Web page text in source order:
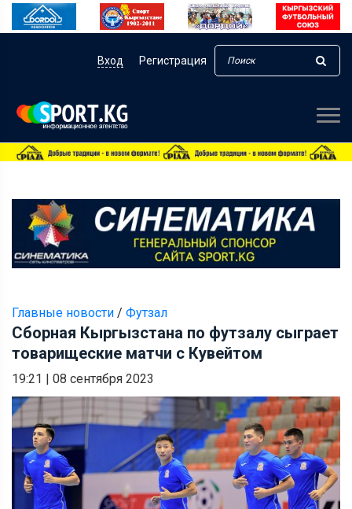
Вход Регистрация
Главные новости / Футзал
Сборная Кыргызстана по футзалу сыграет
товарищеские матчи с Кувейтом
19:21 | 08 сентября 2023